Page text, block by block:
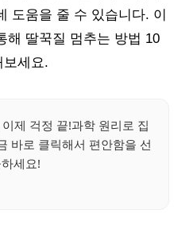
도움을 줄 수 있습니다. 이
해 딸꾹질 멈추는 방법 10
보세요.
제 걱정 끝!과학 원리로 집
바로 클릭해서 편안함을 선
세요!